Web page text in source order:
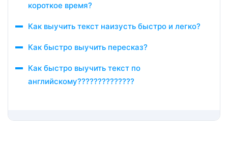
короткое время?
Как выучить текст наизусть быстро и легко?
Как быстро выучить пересказ?
Как быстро выучить текст по
английскому??????????????